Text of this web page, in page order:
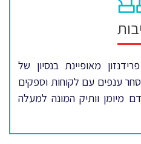
מאופיינת בנסיון של
מסחר ענפים עם לקוחות וספקים
מיומן וותיק המונה למעלה